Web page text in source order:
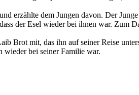
erzählte dem Jungen davon. Der
der Esel wieder bei ihnen war. Zum
Brot mit, das ihn auf seiner Reise
wieder bei seiner Familie war.